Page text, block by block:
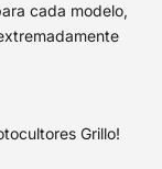
cada modelo,
Grillo!